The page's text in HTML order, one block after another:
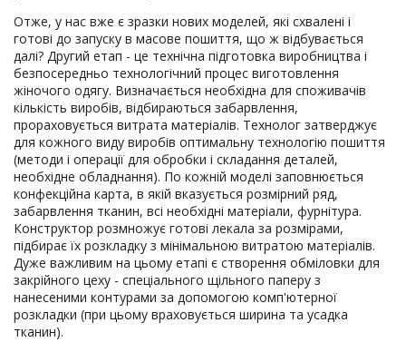
Отже, у нас вже є зразки нових моделей, які схвалені і
готові до запуску в масове пошиття, що ж відбувається
далі? Другий етап - це технічна підготовка виробництва і
безпосередньо технологічний процес виготовлення
жіночого одягу. Визначається необхідна для споживачів
кількість виробів, відбираються забарвлення,
прораховується витрата матеріалів. Технолог затверджує
для кожного виду виробів оптимальну технологію пошиття
(методи і операції для обробки і складання деталей,
необхідне обладнання). По кожній моделі заповнюється
конфекційна карта, в якій вказується розмірний ряд,
забарвлення тканин, всі необхідні матеріали, фурнітура.
Конструктор розмножує готові лекала за розмірами,
підбирає їх розкладку з мінімальною витратою матеріалів.
Дуже важливим на цьому етапі є створення обміловки для
закрійного цеху - спеціального щільного паперу з
нанесеними контурами за допомогою комп'ютерної
розкладки (при цьому враховується ширина та усадка
тканин).